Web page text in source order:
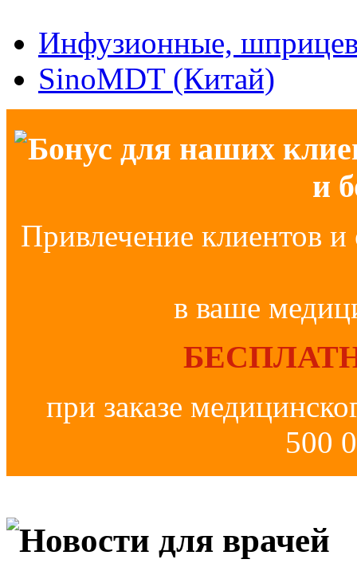
Инфузионные,
SinoMDT (Китай)
Бонус для наших
и
Привлечение клиентов и
в ваше
при заказе
500
Новости для врачей